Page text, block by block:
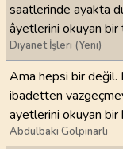
saatlerinde ayakta
âyetlerini okuyan bir
Diyanet İşleri (Yeni)
Ama hepsi bir
ibadetten
ayetlerini okuyan bir
Abdulbaki Gölpınarlı